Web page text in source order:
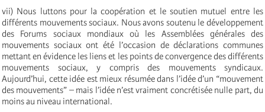
vii) Nous luttons pour la coopération et le soutien mutuel entre les
différents mouvements sociaux. Nous avons soutenu le développement
des Forums sociaux mondiaux où les Assemblées générales des
mouvements sociaux ont été l’occasion de déclarations communes
mettant en évidence les liens et les points de convergence des différents
mouvements sociaux, y compris des mouvements syndicaux.
Aujourd’hui, cette idée est mieux résumée dans l’idée d’un “mouvement
des mouvements” – mais l’idée n’est vraiment concrétisée nulle part, du
moins au niveau international.